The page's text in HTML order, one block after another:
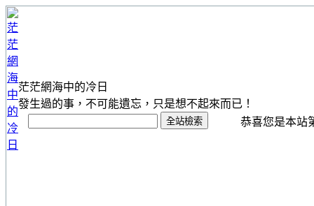
茫茫網海中的冷日
發生過的事，不可能遺忘，只是想不起來而已！
恭喜您是本站